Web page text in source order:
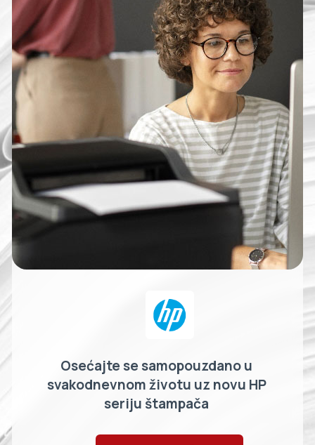
Osećajte se samopouzdano u
svakodnevnom životu uz novu HP
seriju štampača